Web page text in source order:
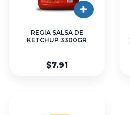
REGIA SALSA DE
KETCHUP 3300GR
$7.91